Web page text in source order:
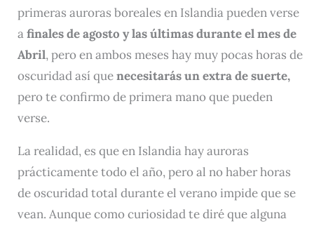
primeras auroras boreales en Islandia pueden verse
afinales de agosto y las últimas durante el mes de
Abril, pero en ambos meses hay muy pocas horas de
oscuridad así quenecesitarás un extra de suerte,
pero te confirmo de primera mano que pueden
verse.
La realidad, es que en Islandia hay auroras
prácticamente todo el año, pero al no haber horas
de oscuridad total durante el verano impide que se
vean. Aunque como curiosidad te diré que alguna